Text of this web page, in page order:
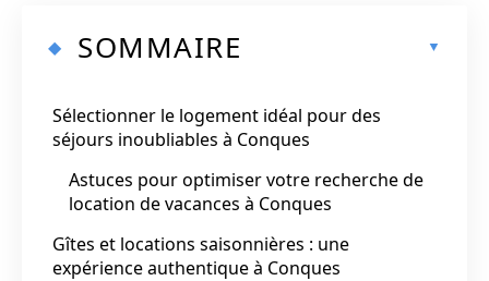
SOMMAIRE
Sélectionner le logement idéal pour des
séjours inoubliables à Conques
Astuces pour optimiser votre recherche de
location de vacances à Conques
Gîtes et locations saisonnières : une
expérience authentique à Conques